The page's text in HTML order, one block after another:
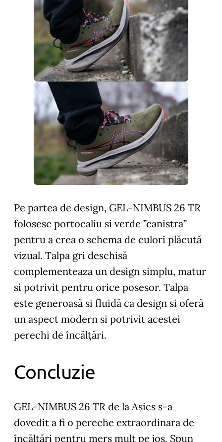
Pe partea de design, GEL-NIMBUS 26 TR
folosesc portocaliu si verde ”canistra”
pentru a crea o schema de culori plăcută
vizual. Talpa gri deschisă
complementeaza un design simplu, matur
si potrivit pentru orice posesor. Talpa
este generoasă si fluidă ca design si oferă
un aspect modern si potrivit acestei
perechi de încălțări.
Concluzie
GEL-NIMBUS 26 TR de la Asics s-a
dovedit a fi o pereche extraordinara de
încălțări pentru mers mult pe jos. Spun